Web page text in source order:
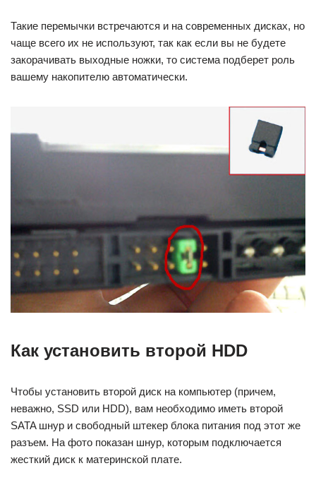
Такие перемычки встречаются и на современных дисках, но
чаще всего их не используют, так как если вы не будете
закорачивать выходные ножки, то система подберет роль
вашему накопителю автоматически.
Как установить второй HDD
Чтобы установить второй диск на компьютер (причем,
неважно, SSD или HDD), вам необходимо иметь второй
SATA шнур и свободный штекер блока питания под этот же
разъем. На фото показан шнур, которым подключается
жесткий диск к материнской плате.